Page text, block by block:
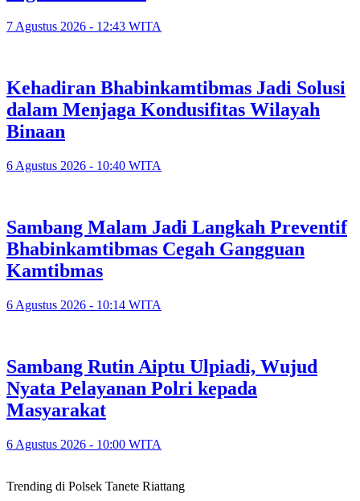
7 Agustus 2026 - 12:43 WITA
Kehadiran Bhabinkamtibmas Jadi Solusi
dalam Menjaga Kondusifitas Wilayah
Binaan
6 Agustus 2026 - 10:40 WITA
Sambang Malam Jadi Langkah Preventif
Bhabinkamtibmas Cegah Gangguan
Kamtibmas
6 Agustus 2026 - 10:14 WITA
Sambang Rutin Aiptu Ulpiadi, Wujud
Nyata Pelayanan Polri kepada
Masyarakat
6 Agustus 2026 - 10:00 WITA
Trending di Polsek Tanete Riattang